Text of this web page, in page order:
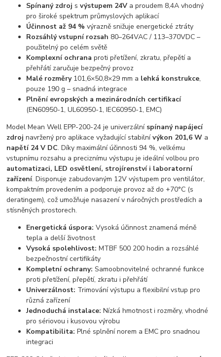
Spínaný zdroj svýstupem 24V a proudem 8,4A vhodný
pro široké spektrum průmyslových aplikací
Účinnost až 94 % výrazně snižuje energetické ztráty
Rozsáhlý vstupní rozsah 80–264VAC / 113–370VDC –
použitelný po celém světě
Komplexní ochrana proti přetížení, zkratu, přepětí a
přehřátí zaručuje bezpečný provoz
Malé rozměry101,6×50,8×29 mm a lehká konstrukce,
pouze 190 g – snadná integrace
Plnění evropských a mezinárodních certifikací
(EN60950-1, UL60950-1, IEC60950-1, EMC)
Model Mean Well EPP-200-24 je univerzální spínaný napájecí
zdroj navržený pro aplikace vyžadující stabilnívýkon 201,6 W a
napětí 24 V DC. Díky maximální účinnosti 94 %, velkému
vstupnímu rozsahu a preciznímu výstupu je ideální volbou pro
automatizaci, LED osvětlení, strojírenství i laboratorní
zařízení. Disponuje zabudovaným 12V výstupem pro ventilátor,
kompaktním provedením a podporuje provoz až do +70°C (s
deratingem), což umožňuje nasazení v náročných prostředích a
stísněných prostorech.
Energetická úspora: Vysoká účinnost znamená méně
tepla a delší životnost
Vysoká spolehlivost: MTBF 500 200 hodin a rozsáhlé
bezpečnostní certifikáty
Kompletní ochrany: Samoobnovitelné ochranné funkce
proti přetížení, přepětí, zkratu i přehřátí
Univerzálnost: Trimování výstupu a flexibilní vstup pro
různá zařízení
Jednoduchá instalace: Nízká hmotnost i rozměry, vhodné
pro sériovou i kusovou výrobu
Kompatibilita: Plné splnění norem a EMC pro snadnou
integraci